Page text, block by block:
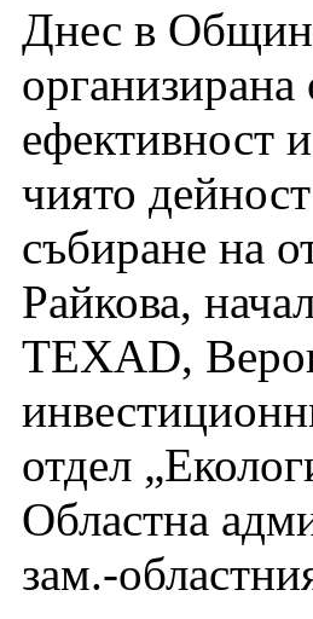
Днес в
ефективност
чиято
събиране на
Райкова,
TEXAD,
отдел
Областна
зам.-